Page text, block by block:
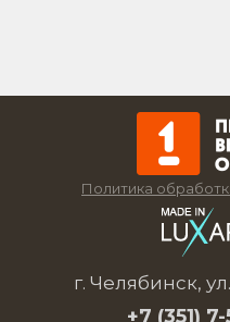
Политика
г. Челябинск,
+7 (351) 7-